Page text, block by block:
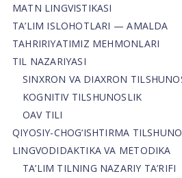
MATN LINGVISTIKASI
TA’LIM ISLOHOTLARI — AMALDA
TAHRIRIYATIMIZ MEHMONLARI
TIL NAZARIYASI
SINXRON VA DIAXRON
KOGNITIV TILSHUNOSLIK
OAV TILI
QIYOSIY-CHOG‘ISHTIRMA
LINGVODIDAKTIKA VA METODIKA
TA’LIM TILNING NAZARIY TA’RIFI